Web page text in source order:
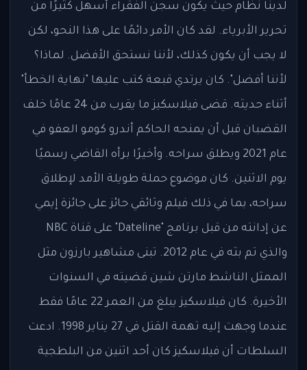
لدينا نظام حيث يكون سجن الفقراء أسهل كثيرًا من
تحرير الأبرياء. لقد كان الأمر دائمًا على هذا النحو، لكن
لا يجب أن يكون كذلك، لأننا نستحق الأفضل. لماذا؟
لأننا أفضل". كان يرتدي قبعة كتب عليها "نهاية الخطأ"
أثناء حديثه. قضى فيلاسكيز ما يقرب من 24 عامًا خلف
القضبان قبل أن يمنحه الحاكم أندرو كومو العفو في
عام 2021 ويطلق سراحه. وأخيرًا برأه القاضي رسميًا
يوم الاثنين. كان موضوع حملة طويلة الأمد لإطلاق
سراحه، بما في ذلك فيلم وثائقي حائز على جائزة إيمي
عن إدانته من قبل برنامج "Dateline" على قناة NBC
والذي تم بثه في عام 2012. تبنى مشاهير بارزون مثل
الممثل الناشط مارتن شين قضيته في السنوات
الأخيرة. كان فيلاسكيز يبلغ من العمر 22 عامًا فقط
عندما وجهت إليه تهمة القتل في 27 يناير 1998. ادعت
السلطات أن فيلاسكيز كان أحد اثنين من البلطجية